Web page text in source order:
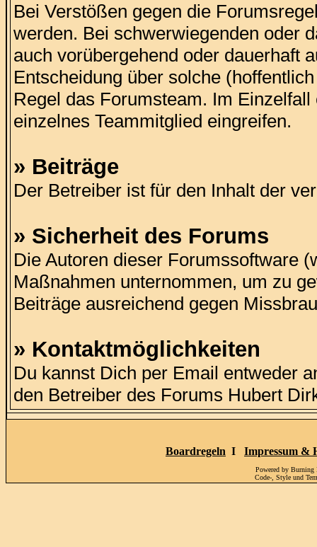
Bei Verstößen gegen die
werden. Bei schwerwiegenden oder
auch vorübergehend oder dauerhaft
Entscheidung über solche
Regel das Forumsteam. Im
einzelnes Teammitglied eingreifen.
» Beiträge
Der Betreiber ist für den Inhalt der
» Sicherheit des Forums
Die Autoren dieser Forumssoftware
Maßnahmen unternommen, um zu
Beiträge ausreichend gegen
» Kontaktmöglichkeiten
Du kannst Dich per Email entweder
den Betreiber des Forums Hubert
Boardregeln I Impressum &
Powered by
Code-, Style und